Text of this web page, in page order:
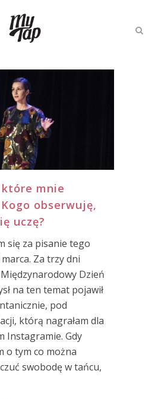
mnie
obserwuję,
uczę?
się za pisanie tego
Za trzy dni
Dzień
na ten temat pojawił
pod
którą nagrałam dla
Instagramie. Gdy
o tym co można
swobodę w tańcu,